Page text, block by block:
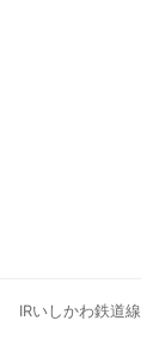
IRいしかわ鉄道線